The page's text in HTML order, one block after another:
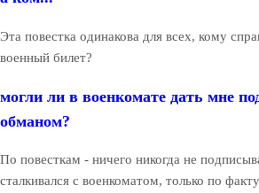
Эта повестка одинакова для всех, кому
военный билет?
могли ли в военкомате дать мне
обманом?
По повесткам - ничего никогда не
сталкивался с военкоматом, только по